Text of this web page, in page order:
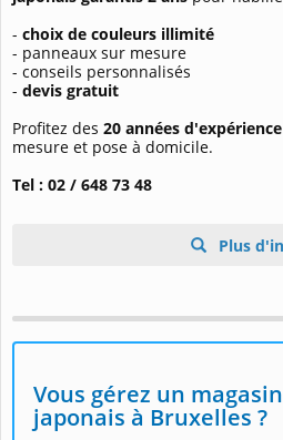
- choix de couleurs illimité
- panneaux sur mesure
- conseils personnalisés
- devis gratuit
Profitez des 20 années d'expérience
mesure et pose à domicile.
Tel : 02 / 648 73 48
Plus
Vous gérez un
japonais à Bruxelles ?